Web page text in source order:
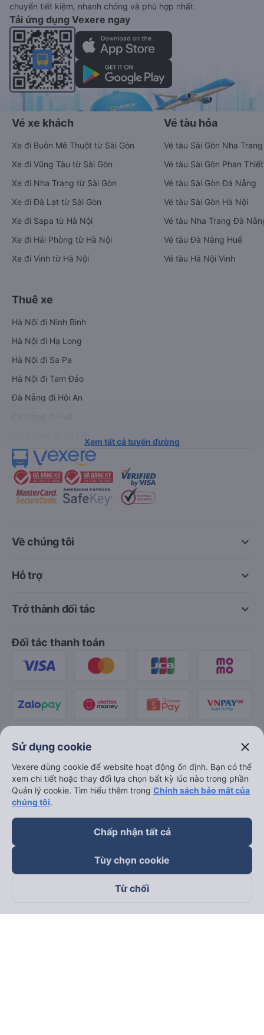
chuyển tiết kiệm, nhanh chóng và phù hợp nhất.
Tải ứng dụng Vexere ngay
Vé xe khách
Xe đi Buôn Mê Thuột từ Sài Gòn
Xe đi Vũng Tàu từ Sài Gòn
Xe đi Nha Trang từ Sài Gòn
Xe đi Đà Lạt từ Sài Gòn
Xe đi Sapa từ Hà Nội
Xe đi Hải Phòng từ Hà Nội
Xe đi Vinh từ Hà Nội
Vé tàu hỏa
Vé tàu Sài Gòn Nha Trang
Vé tàu Sài Gòn Phan Thiết
Vé tàu Sài Gòn Đà Nẵng
Vé tàu Sài Gòn Hà Nội
Vé tàu Nha Trang Đà
Vé tàu Đà Nẵng Huế
Vé tàu Hà Nội Vinh
Thuê xe
Hà Nội đi Ninh Bình
Hà Nội đi Hạ Long
Hà Nội đi Sa Pa
Hà Nội đi Tam Đảo
Đà Nẵng đi Hội An
Xem tất cả tuyến đường
keyboard_arrow_down
Về chúng tôi
keyboard_arrow_down
Hỗ trợ
keyboard_arrow_down
Trở thành đối tác
Đối tác thanh toán
Theo dõi chúng tôi trên
Sử dụng cookie close
Vexere dùng cookie để website hoạt động ổn định. Bạn có thể
xem chi tiết hoặc thay đổi lựa chọn bất kỳ lúc nào trong phần
Quản lý cookie. Tìm hiểu thêm trong Chính sách bảo mật của
chúng tôi.
Chấp nhận tất cả
Tùy chọn cookie
Từ chối